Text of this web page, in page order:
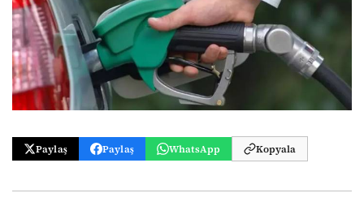
Paylaş Paylaş WhatsApp Kopyala